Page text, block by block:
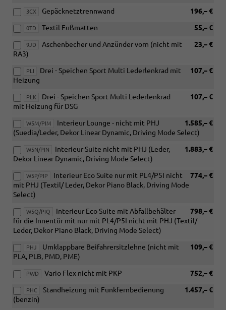
3CX 196,– €
Gepäcknetztrennwand
0TD 55,– €
Textil Fußmatten
9JD 23,– €
Aschenbecher und Anzünder vorn (nicht mit
RA3)
PLI 107,– €
Drei - Speichen Sport Multi Lederlenkrad mit
Heizung
PLK 107,– €
Drei - Speichen Sport Multi Lederlenkrad
mit Heizung für DSG
W5M/PIM 1.585,– €
Interieur Lounge - nicht mit PHJ
(Suedia/Leder, Dekor Linear Dynamic, Driving Mode Select)
W5N/PIN 1.883,– €
Interieur Suite nicht mit PHJ (Leder,
Dekor Linear Dynamic, Driving Mode Select)
W5P/PIP 774,– €
Interieur Eco Suite nur mit PL4/P5I nicht
mit PHJ (Textil/ Leder, Dekor Piano Black, Driving Mode
Select)
W5Q/PIQ 798,– €
Interieur Eco Suite mit Abfallbehälter
für die Innentür mit nur mit PL4/P5I nicht mit PHJ (Textil/
Leder, Dekor Piano Black, Driving Mode Select)
PHJ 109,– €
Umklappbare Beifahrersitzlehne (nicht mit
PLA, PLB, PMD, PME)
PWD 752,– €
Vario Flex nicht mit PKP
PHC 1.457,– €
Standheizung mit Funkfernbedienung
(benzin)